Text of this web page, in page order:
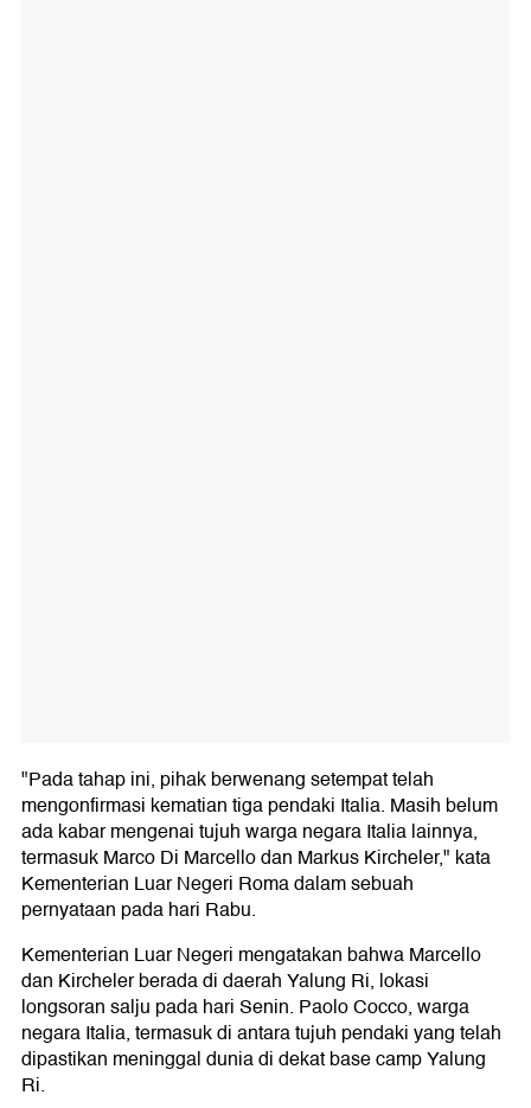
"Pada tahap ini, pihak berwenang setempat telah
mengonfirmasi kematian tiga pendaki Italia. Masih belum
ada kabar mengenai tujuh warga negara Italia lainnya,
termasuk Marco Di Marcello dan Markus Kircheler," kata
Kementerian Luar Negeri Roma dalam sebuah
pernyataan pada hari Rabu.
Kementerian Luar Negeri mengatakan bahwa Marcello
dan Kircheler berada di daerah Yalung Ri, lokasi
longsoran salju pada hari Senin. Paolo Cocco, warga
negara Italia, termasuk di antara tujuh pendaki yang telah
dipastikan meninggal dunia di dekat base camp Yalung
Ri.